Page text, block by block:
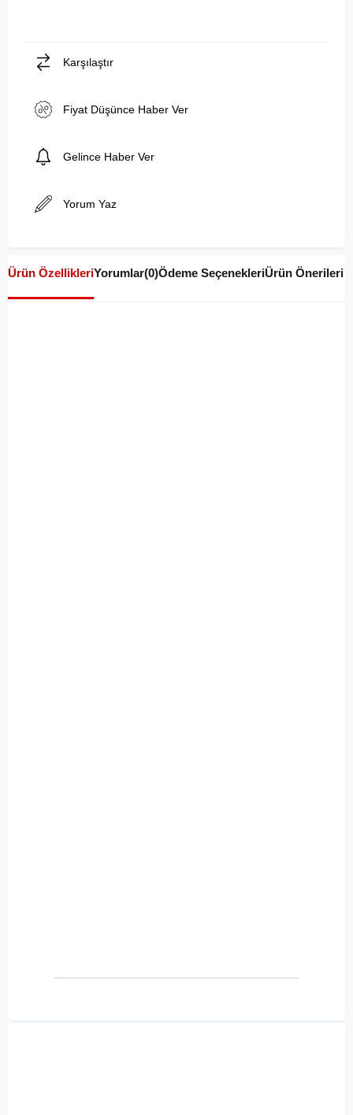
Karşılaştır
Fiyat Düşünce Haber Ver
Gelince Haber Ver
Yorum Yaz
Ürün ÖzellikleriYorumlar(0)Ödeme SeçenekleriÜrün Önerileri